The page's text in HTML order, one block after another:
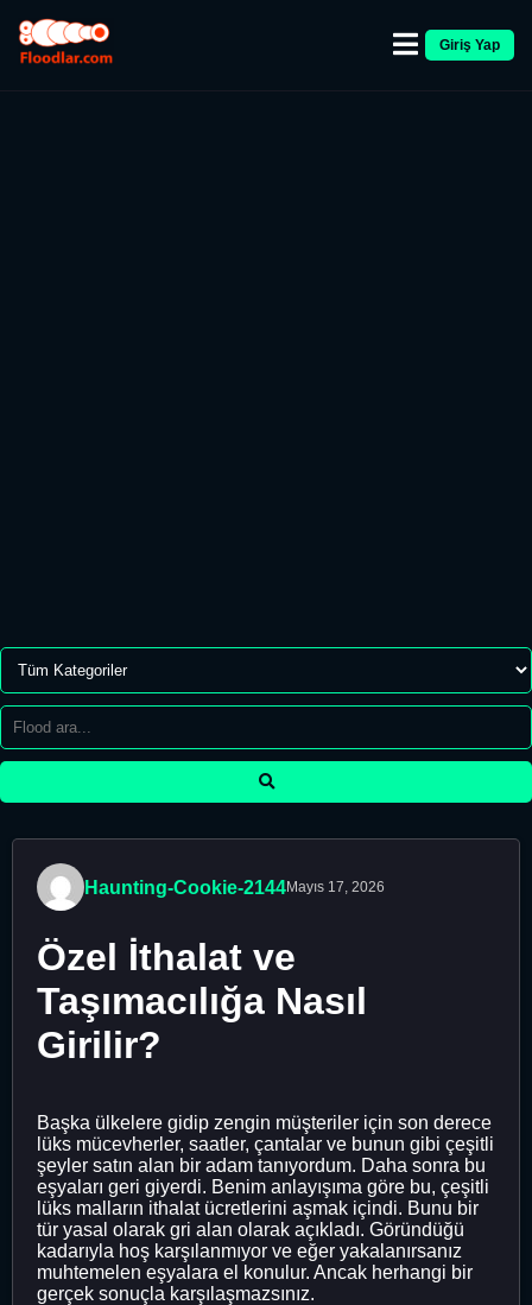
Giriş Yap
Haunting-Cookie-2144Mayıs 17, 2026
Özel İthalat ve
Taşımacılığa Nasıl
Girilir?
Başka ülkelere gidip zengin müşteriler için son derece
lüks mücevherler, saatler, çantalar ve bunun gibi çeşitli
şeyler satın alan bir adam tanıyordum. Daha sonra bu
eşyaları geri giyerdi. Benim anlayışıma göre bu, çeşitli
lüks malların ithalat ücretlerini aşmak içindi. Bunu bir
tür yasal olarak gri alan olarak açıkladı. Göründüğü
kadarıyla hoş karşılanmıyor ve eğer yakalanırsanız
muhtemelen eşyalara el konulur. Ancak herhangi bir
gerçek sonuçla karşılaşmazsınız.